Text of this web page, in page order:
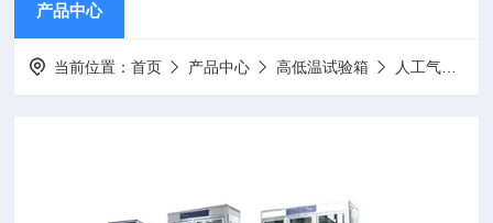
产品中心
当前位置：首页 产品中心 高低温试验箱 人工气候箱